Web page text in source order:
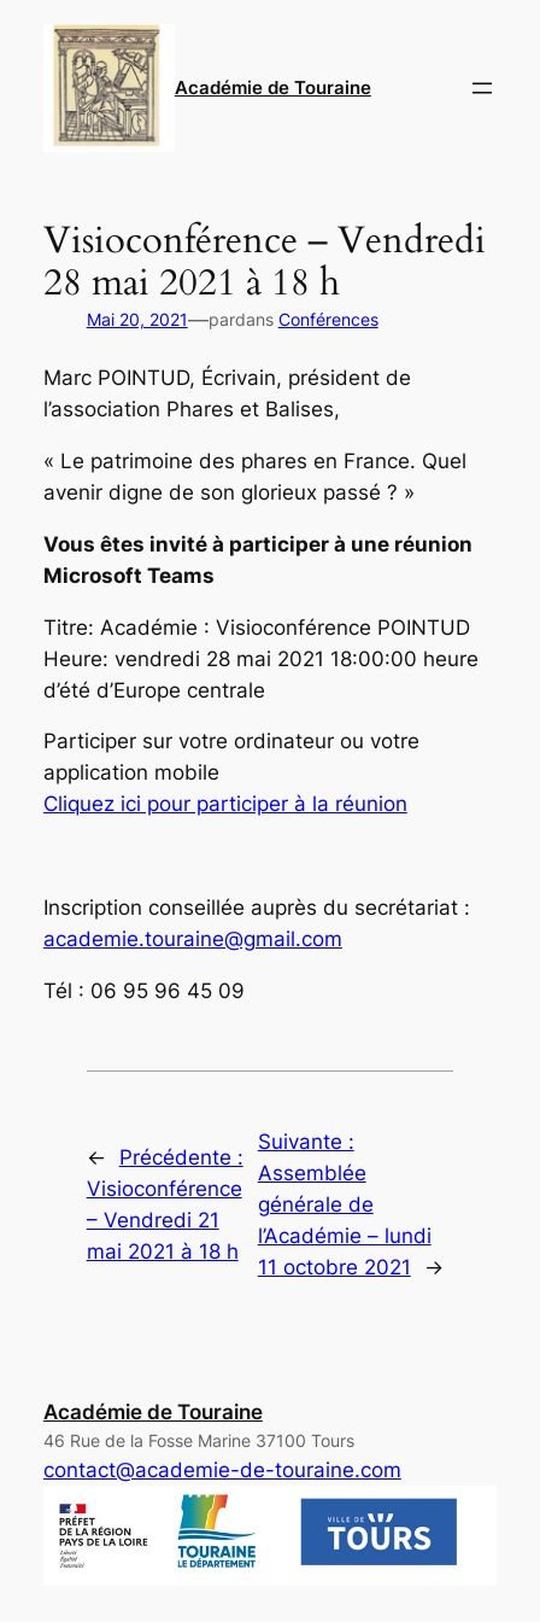
contenu
Académie de Touraine
Visioconférence – Vendredi
28 mai 2021 à 18 h
Mai 20, 2021—pardans Conférences
Marc POINTUD, Écrivain, président de
l’association Phares et Balises,
« Le patrimoine des phares en France. Quel
avenir digne de son glorieux passé ? »
Vous êtes invité à participer à une réunion
Microsoft Teams
Titre: Académie : Visioconférence POINTUD
Heure: vendredi 28 mai 2021 18:00:00 heure
d’été d’Europe centrale
Participer sur votre ordinateur ou votre
application mobile
Cliquez ici pour participer à la réunion
Inscription conseillée auprès du secrétariat :
academie.touraine@gmail.com
Tél : 06 95 96 45 09
←
Précédente :
Visioconférence
– Vendredi 21
mai 2021 à 18 h
Suivante :
Assemblée
générale de
l’Académie – lundi
11 octobre 2021
→
Académie de Touraine
46 Rue de la Fosse Marine 37100 Tours
contact@academie-de-touraine.com